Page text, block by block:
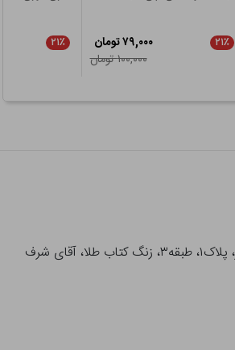
۲۱٪
۷۹,۰۰۰ تومان
۱۰۰,۰۰۰ تومان
۲۱٪
آدرس تحویل حضوری سفارشات: میدان انقلاب، خیابان انقلاب، خیابان ۱۲ فروردین، خیابان شهدای ژاندارمری غربی، بن بست گرانفر، پلاک۱، طبقه۳، زنگ کتاب طلا، آقای شرف